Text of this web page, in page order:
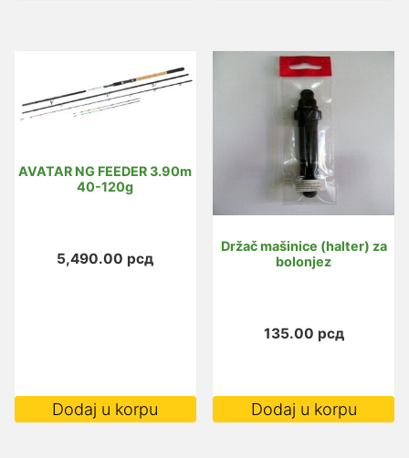
AVATAR NG FEEDER 3.90m
40-120g
5,490.00 рсд
Dodaj u korpu
Držač mašinice (halter) za
bolonjez
135.00 рсд
Dodaj u korpu